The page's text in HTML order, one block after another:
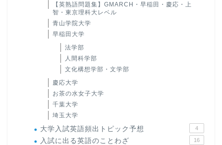
【英熟語問題集】GMARCH・早稲田・慶応・上
智・東京理科大レベル
青山学院大学
早稲田大学
法学部
人間科学部
文化構想学部・文学部
慶応大学
お茶の水女子大学
千葉大学
埼玉大学
大学入試英語頻出トピック予想 4
入試に出る英語のことわざ 16